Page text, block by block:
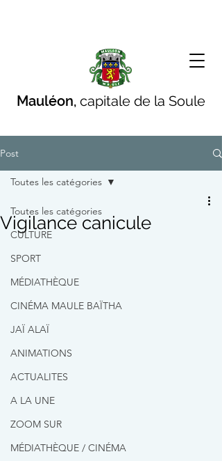
Mauléon, capitale de la Soule
Post
Toutes les catégories
CULTURE
SPORT
MÉDIATHÈQUE
CINÉMA MAULE BAÏTHA
JAÏ ALAÏ
ANIMATIONS
ACTUALITES
A LA UNE
ZOOM SUR
MÉDIATHÈQUE / CINÉMA
Toutes les catégories
Vigilance canicule